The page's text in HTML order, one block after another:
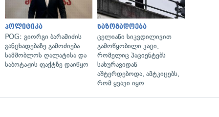
პოლიტიკა
POG: გიორგი ბარამიძის
განცხადებაზე გამოძიება
სამშობლოს ღალატისა და
საბოტაჟის ფაქტზე დაიწყო
საზოგადოება
ცელიანი სიკვდილივით
გამოწყობილი კაცი,
რომელიც პაციენტებს
სახურავიდან
აშტერდებოდა, ამტკიცებს,
რომ ყვავი იყო